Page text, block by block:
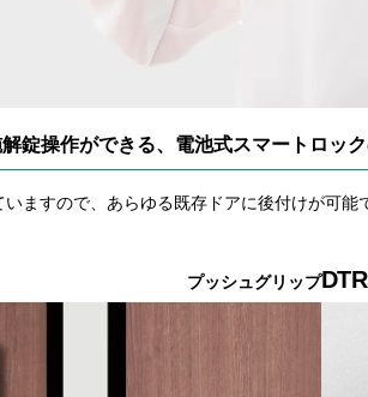
操作ができる、電池式スマートロック
ますので、あらゆる既存ドアに後付けが可
プッシュグリップ